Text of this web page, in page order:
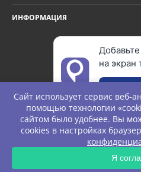
ИНФОРМАЦИЯ
на экран
© Personal Guide.
Сайт использует сервис веб-
помощью технологии
сайтом было удобнее. Вы
cookies в настройках
Я